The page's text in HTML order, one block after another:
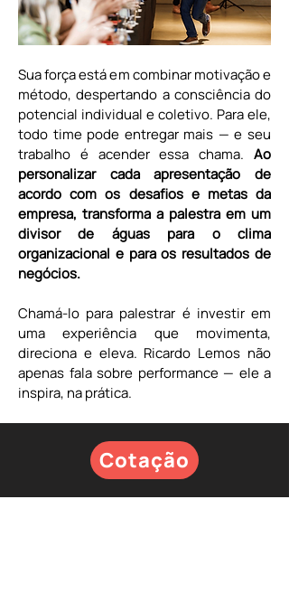
Sua força está em combinar motivação e
método, despertando a consciência do
potencial individual e coletivo. Para ele,
todo time pode entregar mais — e seu
trabalho é acender essa chama. Ao
personalizar cada apresentação de
acordo com os desafios e metas da
empresa, transforma a palestra em um
divisor de águas para o clima
organizacional e para os resultados de
negócios.
Chamá-lo para palestrar é investir em
uma experiência que movimenta,
direciona e eleva. Ricardo Lemos não
apenas fala sobre performance — ele a
inspira, na prática.
Cotação